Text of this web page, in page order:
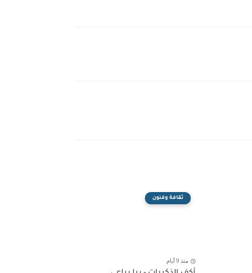
ثقافة وفنون
منذ 9 أيام